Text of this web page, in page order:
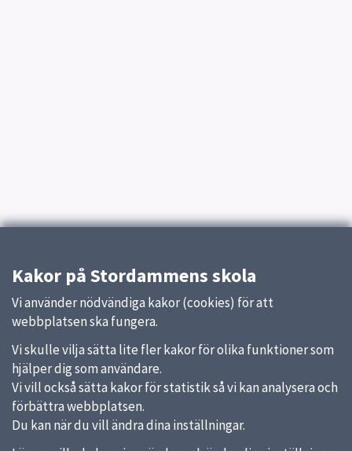
Kakor på Stordammens skola
Vi använder nödvändiga kakor (cookies) för att
webbplatsen ska fungera.
Vi skulle vilja sätta lite fler kakor för olika funktioner som
hjälper dig som användare.
Vi vill också sätta kakor för statistik så vi kan analysera och
förbättra webbplatsen.
Du kan när du vill ändra dina inställningar.